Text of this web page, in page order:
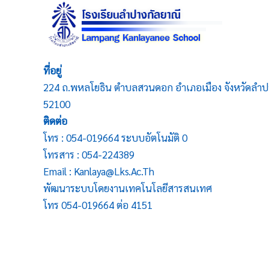
ที่อยู่
224 ถ.พหลโยธิน ตำบลสวนดอก อำเภอเมือง จังหวัดลำป
52100
ติดต่อ
โทร : 054-019664 ระบบอัตโนมัติ 0
โทรสาร : 054-224389
Email : Kanlaya@lks.ac.th
พัฒนาระบบโดยงานเทคโนโลยีสารสนเทศ
โทร 054-019664 ต่อ 4151